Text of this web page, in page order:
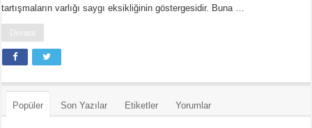
tartışmaların varlığı saygı eksikliğinin göstergesidir. Buna …
Devamı
Popüler Son Yazılar Etiketler Yorumlar